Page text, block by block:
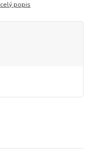
celý popis